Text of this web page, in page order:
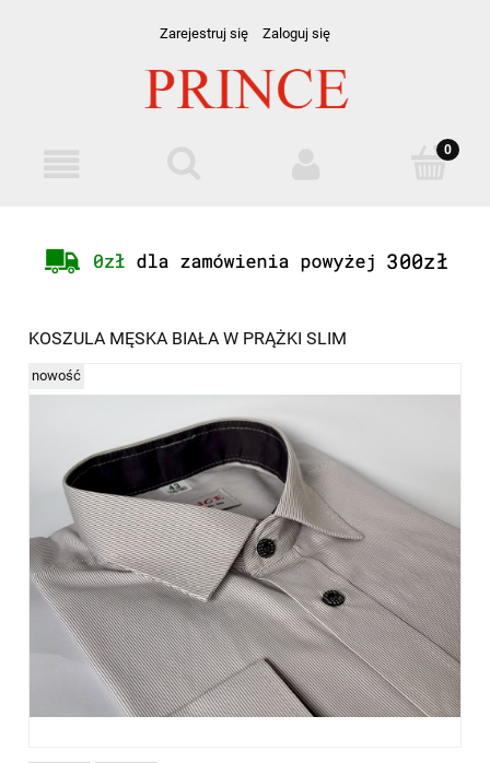
Zarejestruj się Zaloguj się
KOSZULA MĘSKA BIAŁA W PRĄŻKI SLIM
nowość